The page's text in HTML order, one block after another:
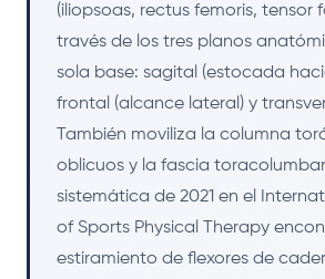
(iliopsoas, rectus femoris, tensor
través de los tres planos
sola base: sagital (estocada
frontal (alcance lateral) y
También moviliza la columna
oblicuos y la fascia
sistemática de 2021 en el
of Sports Physical Therapy
estiramiento de flexores de